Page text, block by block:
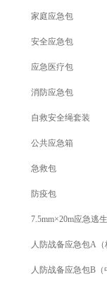
家庭应急包
安全应急包
应急医疗包
消防应急包
自救安全绳套装
公共应急箱
急救包
防疫包
7.5mm×20m应急逃
人防战备应急包A（
人防战备应急包B（